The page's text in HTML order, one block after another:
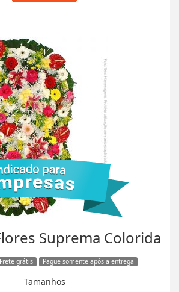
Suprema Colorida
Frete grátis Pague somente após a entrega
Tamanhos